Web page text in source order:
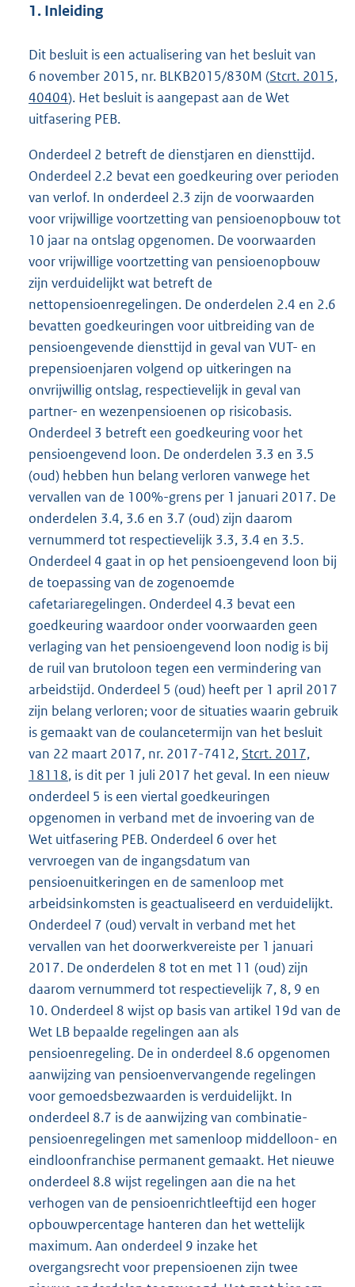
1. Inleiding
Dit besluit is een actualisering van het besluit van
6 november 2015, nr. BLKB2015/830M (Stcrt. 2015,
40404). Het besluit is aangepast aan de Wet
uitfasering PEB.
Onderdeel 2 betreft de dienstjaren en diensttijd.
Onderdeel 2.2 bevat een goedkeuring over perioden
van verlof. In onderdeel 2.3 zijn de voorwaarden
voor vrijwillige voortzetting van pensioenopbouw tot
10 jaar na ontslag opgenomen. De voorwaarden
voor vrijwillige voortzetting van pensioenopbouw
zijn verduidelijkt wat betreft de
nettopensioenregelingen. De onderdelen 2.4 en 2.6
bevatten goedkeuringen voor uitbreiding van de
pensioengevende diensttijd in geval van VUT- en
prepensioenjaren volgend op uitkeringen na
onvrijwillig ontslag, respectievelijk in geval van
partner- en wezenpensioenen op risicobasis.
Onderdeel 3 betreft een goedkeuring voor het
pensioengevend loon. De onderdelen 3.3 en 3.5
(oud) hebben hun belang verloren vanwege het
vervallen van de 100%-grens per 1 januari 2017. De
onderdelen 3.4, 3.6 en 3.7 (oud) zijn daarom
vernummerd tot respectievelijk 3.3, 3.4 en 3.5.
Onderdeel 4 gaat in op het pensioengevend loon bij
de toepassing van de zogenoemde
cafetariaregelingen. Onderdeel 4.3 bevat een
goedkeuring waardoor onder voorwaarden geen
verlaging van het pensioengevend loon nodig is bij
de ruil van brutoloon tegen een vermindering van
arbeidstijd. Onderdeel 5 (oud) heeft per 1 april 2017
zijn belang verloren; voor de situaties waarin gebruik
is gemaakt van de coulancetermijn van het besluit
van 22 maart 2017, nr. 2017-7412, Stcrt. 2017,
18118, is dit per 1 juli 2017 het geval. In een nieuw
onderdeel 5 is een viertal goedkeuringen
opgenomen in verband met de invoering van de
Wet uitfasering PEB. Onderdeel 6 over het
vervroegen van de ingangsdatum van
pensioenuitkeringen en de samenloop met
arbeidsinkomsten is geactualiseerd en verduidelijkt.
Onderdeel 7 (oud) vervalt in verband met het
vervallen van het doorwerkvereiste per 1 januari
2017. De onderdelen 8 tot en met 11 (oud) zijn
daarom vernummerd tot respectievelijk 7, 8, 9 en
10. Onderdeel 8 wijst op basis van artikel 19d van de
Wet LB bepaalde regelingen aan als
pensioenregeling. De in onderdeel 8.6 opgenomen
aanwijzing van pensioenvervangende regelingen
voor gemoedsbezwaarden is verduidelijkt. In
onderdeel 8.7 is de aanwijzing van combinatie-
pensioenregelingen met samenloop middelloon- en
eindloonfranchise permanent gemaakt. Het nieuwe
onderdeel 8.8 wijst regelingen aan die na het
verhogen van de pensioenrichtleeftijd een hoger
opbouwpercentage hanteren dan het wettelijk
maximum. Aan onderdeel 9 inzake het
overgangsrecht voor prepensioenen zijn twee